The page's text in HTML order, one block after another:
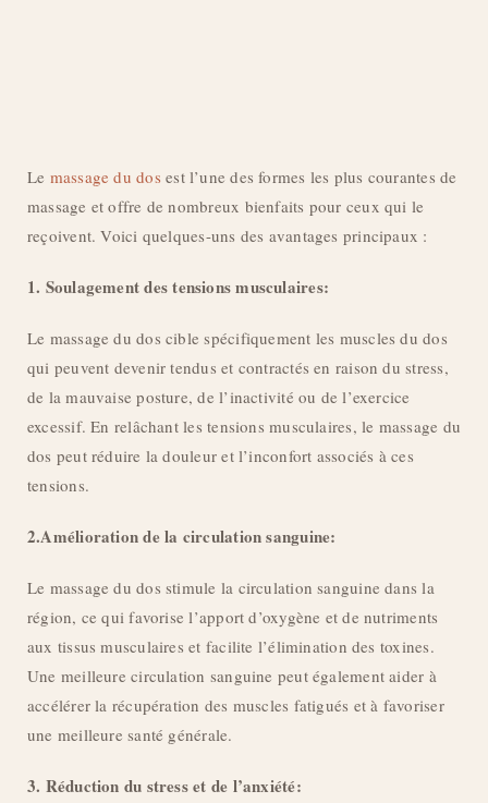
Le massage du dos est l’une des formes les plus courantes de
massage et offre de nombreux bienfaits pour ceux qui le
reçoivent. Voici quelques-uns des avantages principaux :
1. Soulagement des tensions musculaires:
Le massage du dos cible spécifiquement les muscles du dos
qui peuvent devenir tendus et contractés en raison du stress,
de la mauvaise posture, de l’inactivité ou de l’exercice
excessif. En relâchant les tensions musculaires, le massage du
dos peut réduire la douleur et l’inconfort associés à ces
tensions.
2.Amélioration de la circulation sanguine:
Le massage du dos stimule la circulation sanguine dans la
région, ce qui favorise l’apport d’oxygène et de nutriments
aux tissus musculaires et facilite l’élimination des toxines.
Une meilleure circulation sanguine peut également aider à
accélérer la récupération des muscles fatigués et à favoriser
une meilleure santé générale.
3. Réduction du stress et de l’anxiété: